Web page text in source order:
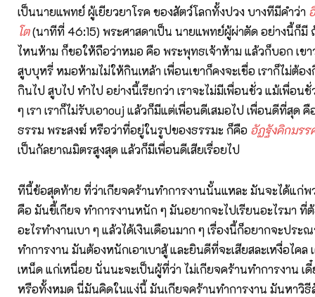
เป็นนายแพทย์ ผู้เยียวยาโรค ของสัตว์โลกทั้งปวง บางทีมีคำว่า
โต(นาทีที่ 46:15) พระศาสดาเป็น นายแพทย์ผู้ผ่าตัด อย่างนี้ก็มี
ไหนห้าม ก็ขอให้ถือว่าหมอ คือ พระพุทธเจ้าห้าม แล้วก็บอก เข
สูบบุหรี่ หมอห้ามไม่ให้กินเหล้า เพื่อนเขาก็คงจะเชื่อ เราก็ไม่ต้อ
กินไป สูบไป ทำไป อย่างนี้เรียกว่า เราจะไม่มีเพื่อนชั่ว แม้เพื่อน
ๆ เรา เราก็ไม่รับเอาouj แล้วก็มีแต่เพื่อนดีเสมอไป เพื่อนดีที่สุด
ธรรม พระสงฆ์ หรือว่าที่อยู่ในรูปของธรรมะ ก็คือ อัฏฐังคิกมรร
เป็นกัลยาณมิตรสูงสุด แล้วก็มีเพื่อนดีเสียเรื่อยไป
ทีนี้ข้อสุดท้าย ที่ว่าเกียจคร้านทำการงานนั้นแหละ มันจะได้แก่
คือ มันขี้เกียจ ทำการงานหนัก ๆ มันอยากจะไปเรียนอะไรมา ที่ต้
อะไรทำงานเบา ๆ แล้วได้เงินเดือนมาก ๆ เรื่องนี้ก็อยากจะประ
ทำการงาน มันต้องหนักเอาเบาสู้ และยินดีที่จะเสียสละเหงื่อไคล
เหน็ด แก่เหนื่อย นั่นนะจะเป็นผู้ที่ว่า ไม่เกียจคร้านทำการงาน เ
หรือทั้งหมด นี่มันคิดในแง่นี้ มันเกียจคร้านทำการงาน มันหาวิธี